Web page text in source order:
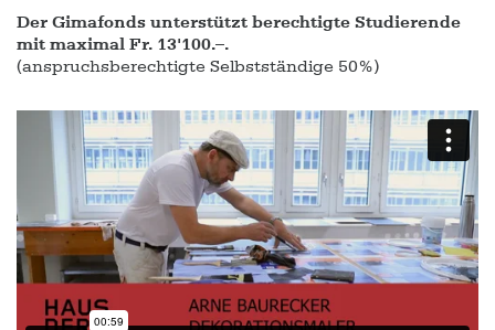
Der Gimafonds unterstützt berechtigte Studierende
mit maximal Fr. 13'100.–.
(anspruchsberechtigte Selbstständige 50%)